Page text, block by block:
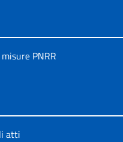
PNRR
atti